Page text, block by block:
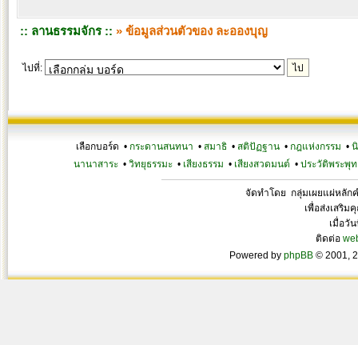
:: ลานธรรมจักร :: » ข้อมูลส่วนตัวของ ละอองบุญ
ไปที่:
เลือกบอร์ด • กระดานสนทนา • สมาธิ • สติปัฏฐาน • กฎแห่งกรรม •
นานาสาระ• วิทยุธรรมะ• เสียงธรรม • เสียงสวดมนต์ • ประวัติพระพุท
จัดทำโดย กลุ่มเผยแผ่หลัก
เพื่อส่งเสริม
เมื่อวั
ติดต่อ
Powered by phpBB © 2001,